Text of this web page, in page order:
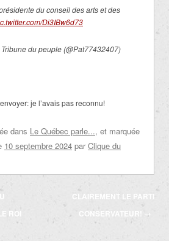
du conseil des arts et des
Di3IBw6d73
du peuple (@Pat77432407)
je l’avais pas reconnu!
dans Le Québec parle..., et marquée
10 septembre 2024 par Clique du
ROI
CLAIREMENT LE PARTI
CONSERVATEUR!
→